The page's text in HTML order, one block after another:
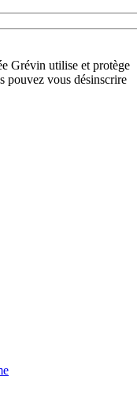
Grévin utilise et protège
pouvez vous désinscrire